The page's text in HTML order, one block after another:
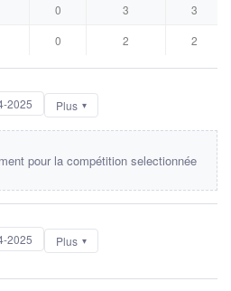
0 3
3
0 2 2
2025 Plus
pour la compétition selectionnée
2025 Plus